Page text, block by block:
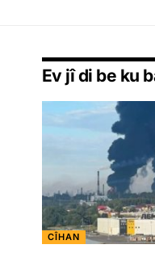
Ev jî di be ku
CÎHAN